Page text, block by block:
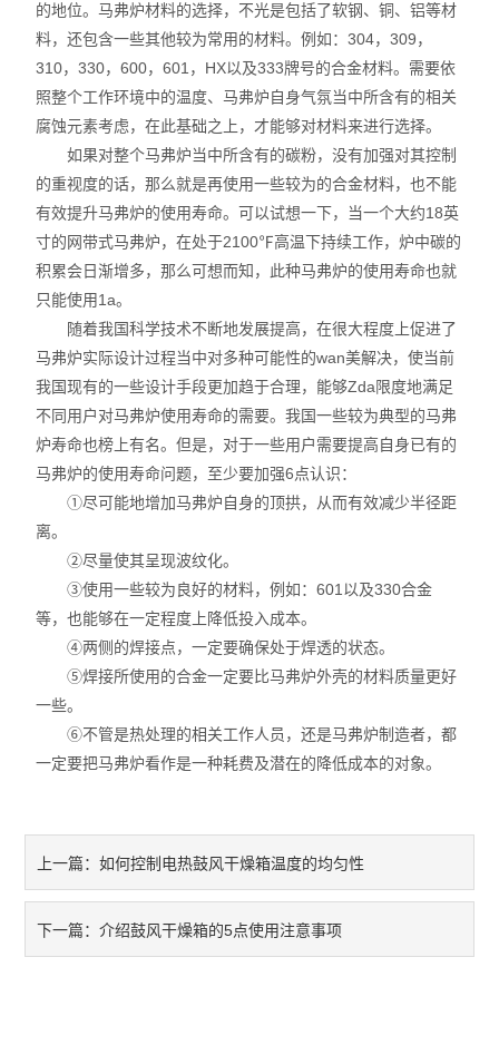
的地位。马弗炉材料的选择，不光是包括了软钢、铜、铝等材
料，还包含一些其他较为常用的材料。例如：304，309，
310，330，600，601，HX以及333牌号的合金材料。需要依
照整个工作环境中的温度、马弗炉自身气氛当中所含有的相关
腐蚀元素考虑，在此基础之上，才能够对材料来进行选择。
如果对整个马弗炉当中所含有的碳粉，没有加强对其控制
的重视度的话，那么就是再使用一些较为的合金材料，也不能
有效提升马弗炉的使用寿命。可以试想一下，当一个大约18英
寸的网带式马弗炉，在处于2100℉高温下持续工作，炉中碳的
积累会日渐增多，那么可想而知，此种马弗炉的使用寿命也就
只能使用1a。
随着我国科学技术不断地发展提高，在很大程度上促进了
马弗炉实际设计过程当中对多种可能性的wan美解决，使当前
我国现有的一些设计手段更加趋于合理，能够Zda限度地满足
不同用户对马弗炉使用寿命的需要。我国一些较为典型的马弗
炉寿命也榜上有名。但是，对于一些用户需要提高自身已有的
马弗炉的使用寿命问题，至少要加强6点认识：
①尽可能地增加马弗炉自身的顶拱，从而有效减少半径距
离。
②尽量使其呈现波纹化。
③使用一些较为良好的材料，例如：601以及330合金
等，也能够在一定程度上降低投入成本。
④两侧的焊接点，一定要确保处于焊透的状态。
⑤焊接所使用的合金一定要比马弗炉外壳的材料质量更好
一些。
⑥不管是热处理的相关工作人员，还是马弗炉制造者，都
一定要把马弗炉看作是一种耗费及潜在的降低成本的对象。
上一篇：如何控制电热鼓风干燥箱温度的均匀性
下一篇：介绍鼓风干燥箱的5点使用注意事项